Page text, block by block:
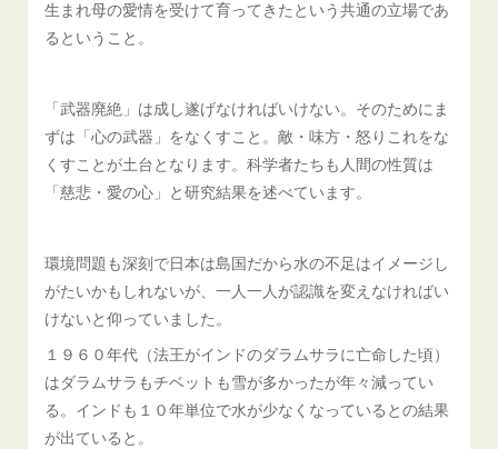
生まれ母の愛情を受けて育ってきたという共通の立場であ
るということ。
「武器廃絶」は成し遂げなければいけない。そのためにま
ずは「心の武器」をなくすこと。敵・味方・怒りこれをな
くすことが土台となります。科学者たちも人間の性質は
「慈悲・愛の心」と研究結果を述べています。
環境問題も深刻で日本は島国だから水の不足はイメージし
がたいかもしれないが、一人一人が認識を変えなければい
けないと仰っていました。
１９６０年代（法王がインドのダラムサラに亡命した頃）
はダラムサラもチベットも雪が多かったが年々減ってい
る。インドも１０年単位で水が少なくなっているとの結果
が出ていると。